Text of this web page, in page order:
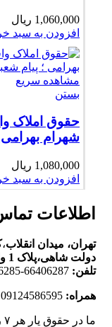
1,060,000 ریال
افزودن به سبد
مشاهده سریع
بستن
حقوق املاک
شهرام بهرامی
1,080,000 ریال
افزودن به سبد
اطلاعات
تهران، ميدان انقلاب،
دولت شاهی،پلاک 1 واحد 1
تلفن: 66406287-66406285-021
همراه: